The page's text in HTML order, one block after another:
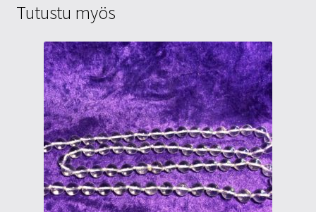
Tutustu myös